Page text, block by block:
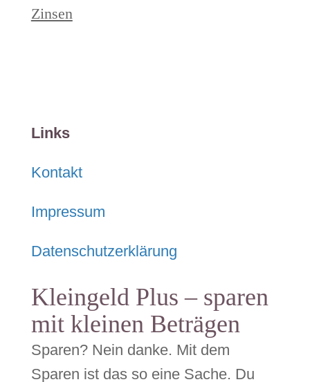
Zinsen
Links
Kontakt
Impressum
Datenschutzerklärung
Kleingeld Plus – sparen
mit kleinen Beträgen
Sparen? Nein danke. Mit dem
Sparen ist das so eine Sache. Du